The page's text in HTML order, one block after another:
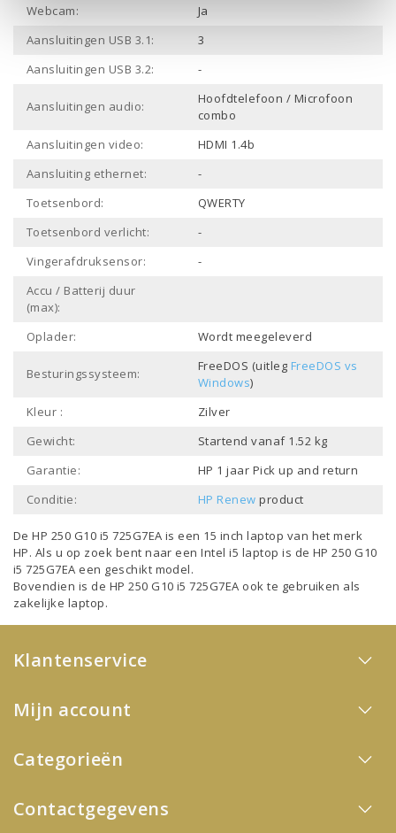
Webcam:
Ja
Aansluitingen USB 3.1:
3
Aansluitingen USB 3.2:
-
Aansluitingen audio:
Hoofdtelefoon / Microfoon
combo
Aansluitingen video:
HDMI 1.4b
Aansluiting ethernet:
-
Toetsenbord:
QWERTY
Toetsenbord verlicht:
-
Vingerafdruksensor:
-
Accu / Batterij duur
(max):
Oplader:
Wordt meegeleverd
Besturingssysteem: FreeDOS (uitleg FreeDOS vs
Windows)
Kleur :
Zilver
Gewicht:
Startend vanaf 1.52 kg
Garantie:
HP 1 jaar Pick up and return
Conditie:
HP Renew product
De HP 250 G10 i5 725G7EA is een 15 inch laptop van het merk
HP. Als u op zoek bent naar eenIntel i5 laptopis de HP 250 G10
i5 725G7EA een geschikt model.
Bovendien is de HP 250 G10 i5 725G7EA ook te gebruiken als
zakelijke laptop.
Klantenservice
Mijn account
Categorieën
Contactgegevens